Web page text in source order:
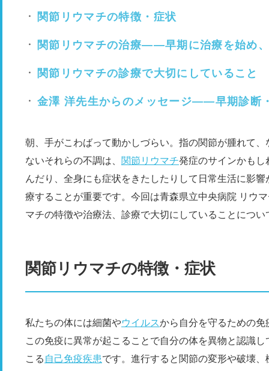
関節リウマチの特徴・症状
関節リウマチの治療――早期に治療を始め
関節リウマチの診療で大切にしていること
金澤 洋先生からのメッセージ――早期診断
朝、手がこわばって動かしづらい。指の関節が腫れて
ないそれらの不調は、 関節リウマチ発症のサインかもし
んだり、全身にも症状をきたしたりして日常生活に影
療することが重要です。今回は青森県立中央病院 リウ
マチの特徴や治療法、診療で大切にしていることにつ
関節リウマチの特徴・症状
私たちの体には細菌やウイルスから自分を守るための
この免疫に異常が起こることで自分の体を異物と認識
こる 自己免疫疾患です。進行すると関節の変形や破壊